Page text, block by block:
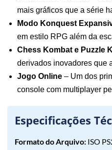
mais gráficos que a série
Modo Konquest
em estilo RPG além da
Chess Kombat e Puzzle
derivados inovadores que
Jogo Online – Um dos
console com multiplayer
Especificações
Formato do Arquivo: ISO